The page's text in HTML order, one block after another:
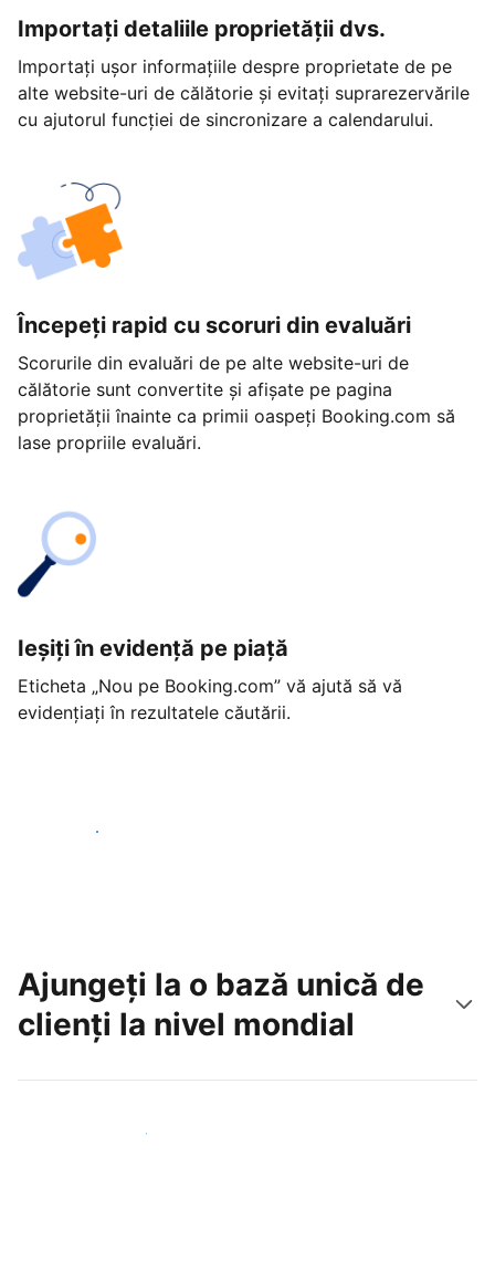
Importați detaliile proprietății dvs.
Importați ușor informațiile despre proprietate de pe
alte website-uri de călătorie și evitați suprarezervările
cu ajutorul funcției de sincronizare a calendarului.
Începeți rapid cu scoruri din evaluări
Scorurile din evaluări de pe alte website-uri de
călătorie sunt convertite și afișate pe pagina
proprietății înainte ca primii oaspeți Booking.com să
lase propriile evaluări.
Ieșiți în evidență pe piață
Eticheta „Nou pe Booking.com” vă ajută să vă
evidențiați în rezultatele căutării.
Începeți astăzi
Ajungeți la o bază unică de
clienți la nivel mondial
Atrageți noi oaspeți astăzi